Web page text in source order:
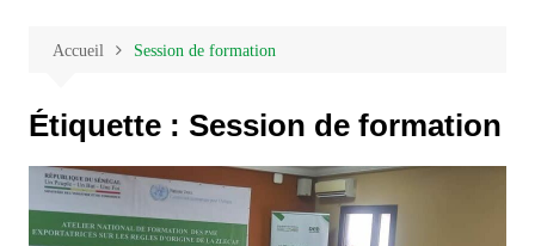
Accueil Session de formation
Étiquette : Session de formation